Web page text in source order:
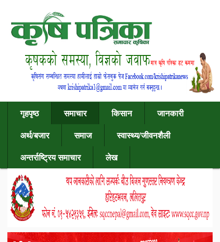
गृहपृष्ठ समाचार किसान
जानकारी
अर्थ/बजार
समाज
स्वास्थ्य/जीवनशैली
अन्तर्राष्ट्रिय समाचार
लेख